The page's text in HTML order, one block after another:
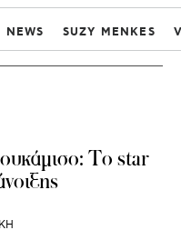
NEWS SUZY MENKES
To star